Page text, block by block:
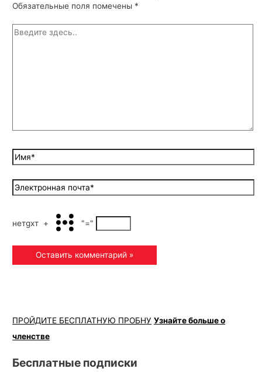
Обязательные поля помечены *
нетgхт + "="
ПРОЙДИТЕ БЕСПЛАТНУЮ ПРОБНУ Узнайте больше о
членстве
Бесплатные подписки